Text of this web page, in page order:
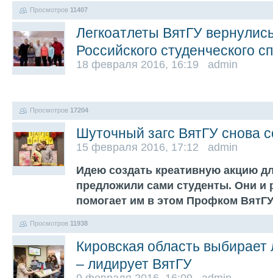
Просмотров 11407
Легкоатлеты ВятГУ
Российского студенческого
18 февраля 2016, 16:19 admin
Просмотров 17204
Шуточный загс ВятГУ снова
15 февраля 2016, 17:12 admin
Идею создать креативную акцию
предложили сами студенты. Они и
помогает им в этом Профком
Просмотров 11938
Кировская область
– лидирует ВятГУ